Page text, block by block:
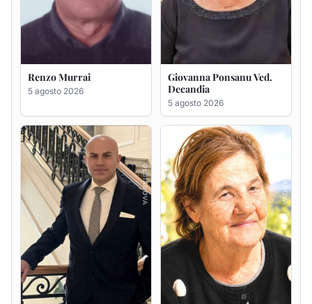
Giuseppe Saba
5 agosto 2026
Maria Antonietta Orrù
ved. Peddio
5 agosto 2026